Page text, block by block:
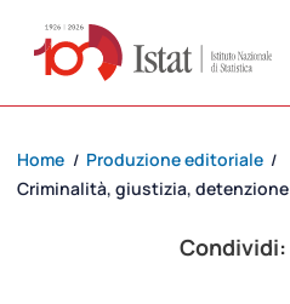
Home / Produzione editoriale /
Criminalità, giustizia, detenzione
Condividi: